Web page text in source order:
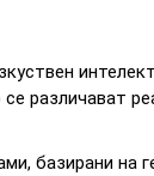
различават
базирани на